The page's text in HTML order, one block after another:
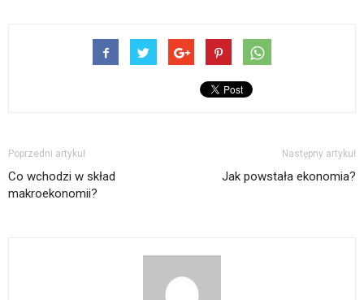
Poprzedni artykuł
Co wchodzi w skład
makroekonomii?
Następny artykuł
Jak powstała ekonomia?